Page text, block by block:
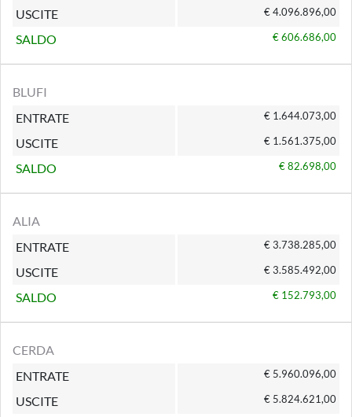
USCITE € 4.096.896,00
SALDO € 606.686,00
BLUFI
ENTRATE
€ 1.644.073,00
USCITE € 1.561.375,00
SALDO € 82.698,00
ALIA
ENTRATE
€ 3.738.285,00
USCITE € 3.585.492,00
SALDO € 152.793,00
CERDA
ENTRATE
€ 5.960.096,00
USCITE € 5.824.621,00